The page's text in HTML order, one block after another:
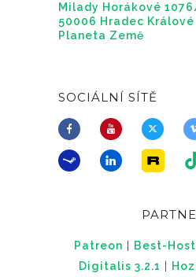
Milady Horákové
50006 Hradec Králové
Planeta Země
SOCIÁLNÍ SÍTĚ
Patreon Best-
Digitalis 3.2.1